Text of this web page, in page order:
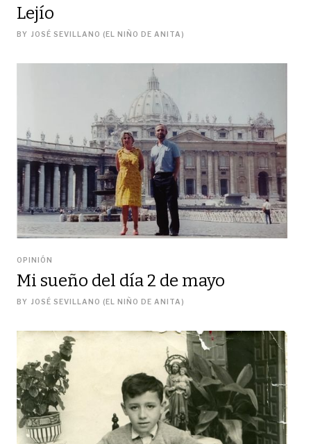
Lejío
BY JOSÉ SEVILLANO (EL NIÑO DE ANITA)
OPINIÓN
Mi sueño del día 2 de mayo
BY JOSÉ SEVILLANO (EL NIÑO DE ANITA)